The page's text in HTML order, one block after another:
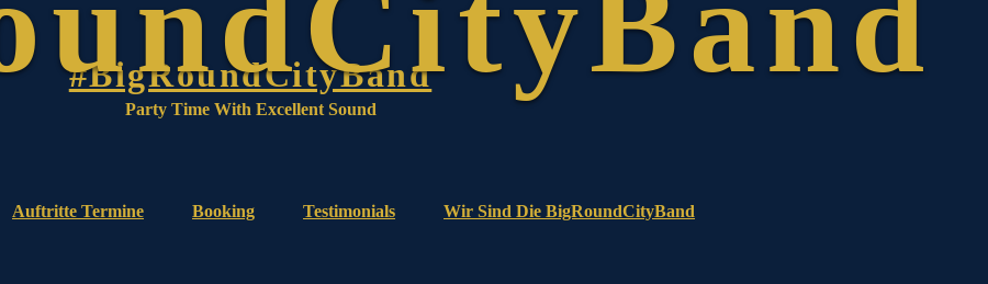
#BigRoundCityBand
Party Time With Excellent Sound
Auftritte Termine Booking Testimonials Wir Sind Die BigRoundCityBand